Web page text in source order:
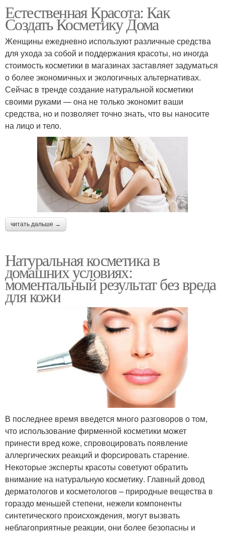
Естественная Красота: Как
Создать Косметику Дома
Женщины ежедневно используют различные средства
для ухода за собой и поддержания красоты, но иногда
стоимость косметики в магазинах заставляет задуматься
о более экономичных и экологичных альтернативах.
Сейчас в тренде создание натуральной косметики
своими руками — она не только экономит ваши
средства, но и позволяет точно знать, что вы наносите
на лицо и тело.
читать дальше →
Натуральная косметика в
домашних условиях:
моментальный результат без вреда
для кожи
В последнее время введется много разговоров о том,
что использование фирменной косметики может
принести вред коже, спровоцировать появление
аллергических реакций и форсировать старение.
Некоторые эксперты красоты советуют обратить
внимание на натуральную косметику. Главный довод
дерматологов и косметологов – природные вещества в
гораздо меньшей степени, нежели компоненты
синтетического происхождения, могут вызвать
неблагоприятные реакции, они более безопасны и